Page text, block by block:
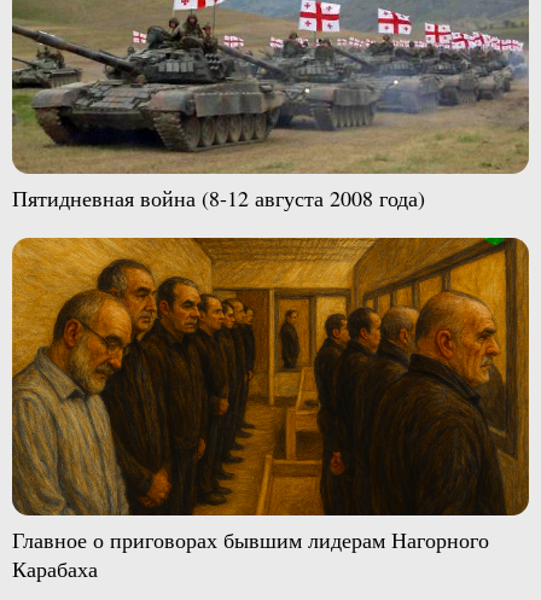
Пятидневная война (8-12 августа 2008 года)
Главное о приговорах бывшим лидерам Нагорного
Карабаха